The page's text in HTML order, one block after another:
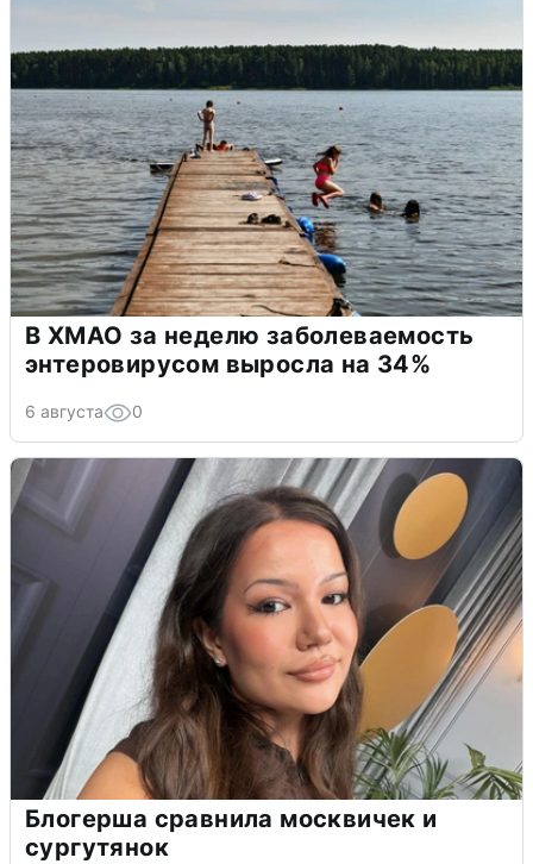
В ХМАО за неделю заболеваемость
энтеровирусом выросла на 34%
6 августа 0
Блогерша сравнила москвичек и
сургутянок